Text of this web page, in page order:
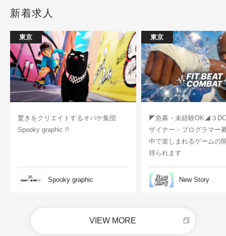
新着求人
東京
驚きをクリエイトするオバケ集団
Spooky graphic !!
Spooky graphic
東京
◤急募・未経験OK◢３
ザイナー・プログラマー
中で楽しまれるゲームの
得られます
New Story
VIEW MORE